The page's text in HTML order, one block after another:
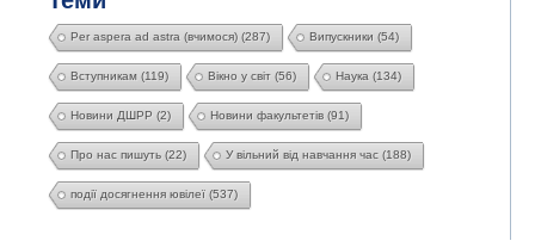
Per aspera ad astra (вчимося) (287) Випускники (54)
Вступникам (119) Вікно у світ (56) Наука (134)
Новини ДШРР (2) Новини факультетів (91)
Про нас пишуть (22) У вільний від навчання час (188)
події досягнення ювілеї (537)